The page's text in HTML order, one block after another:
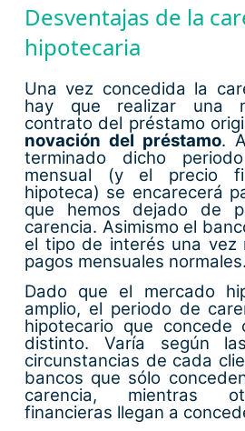
Desventajas de la
hipotecaria
Una vez concedida la
hay que realizar una
contrato del préstamo
novación del préstamo.
terminado dicho
mensual (y el precio
hipoteca) se encarecerá
que hemos dejado de
carencia. Asimismo el
el tipo de interés una vez
pagos mensuales normales.
Dado que el mercado
amplio, el periodo de
hipotecario que concede
distinto. Varía según
circunstancias de cada
bancos que sólo
carencia, mientras
financieras llegan a